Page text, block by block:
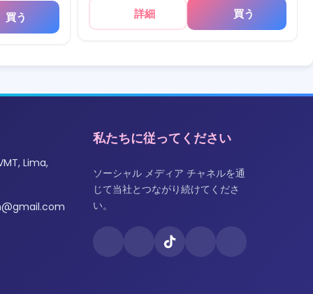
買う 詳細 買う
Lima,
私たちに従ってください
ソーシャル メディア チャネルを通
じて当社とつながり続けてくださ
い。